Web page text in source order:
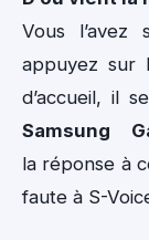
Vous l’avez
appuyez sur
d’accueil, il
Samsung
la réponse à
faute à S-